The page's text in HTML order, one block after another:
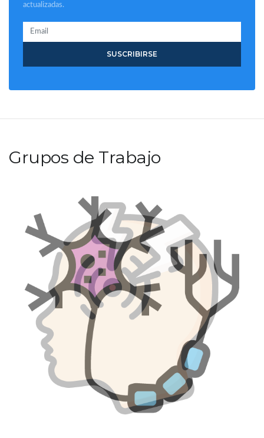
actualizadas.
SUSCRIBIRSE
Grupos de Trabajo